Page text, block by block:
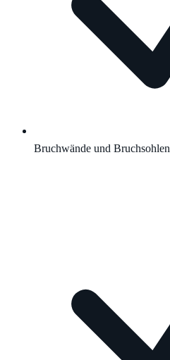
Bruchwände und Bruchsohlen